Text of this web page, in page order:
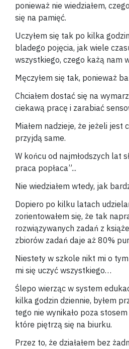
ponieważ nie wiedziałem,
się na pamięć.
Uczyłem się tak po kilka
bladego pojęcia, jak wiele
wszystkiego, czego każą nam
Męczyłem się tak, ponieważ
Chciałem dostać się na
ciekawą pracę i zarabiać
Miałem nadzieje, że jeżeli jest
przyjdą same.
W końcu od najmłodszych lat
praca popłaca”...
Nie wiedziałem wtedy, jak
Dopiero po kilku latach
zorientowałem się, że tak
rozwiązywanych zadań z
zbiorów zadań daje aż 80%
Niestety w szkole nikt mi o
mi się uczyć wszystkiego…
Ślepo wierząc w system
kilka godzin dziennie, byłem
tego nie wynikało poza
które piętrzą się na biurku.
Przez to, że działałem bez